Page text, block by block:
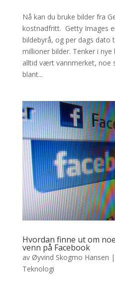
Nå kan du bruke bilder fra
kostnadfritt. Getty Images
bildebyrå, og per dags dato
millioner bilder. Tenker i
alltid vært vannmerket, noe
blant...
Hvordan finne ut om
venn på Facebook
av Øyvind Skogmo Hansen |
Teknologi